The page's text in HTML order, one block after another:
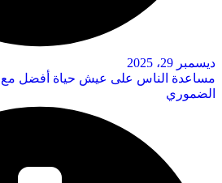
ديسمبر 29، 2025
مساعدة الناس على عيش حياة أفضل مع
الضموري